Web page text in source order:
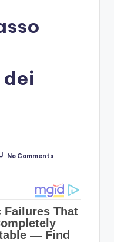
No Comments